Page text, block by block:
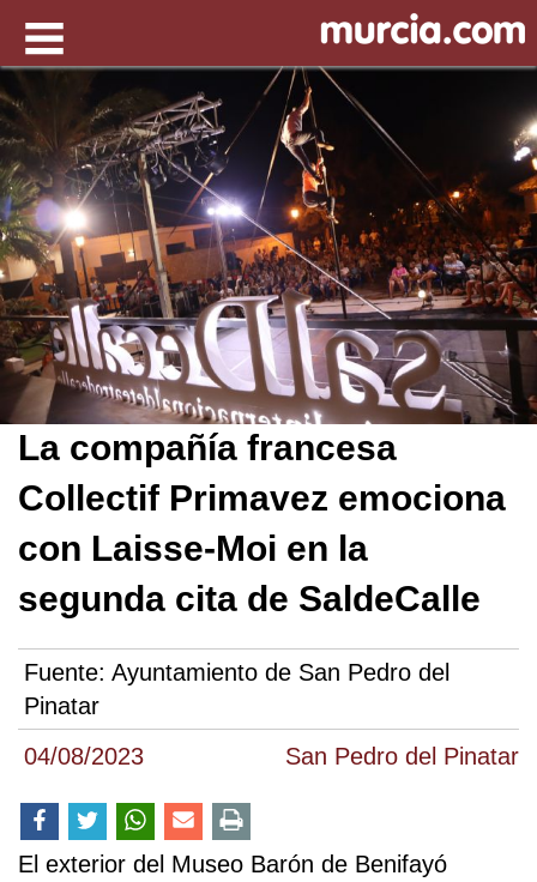
04/08/2023 San Pedro del Pinatar
La compañía francesa
Collectif Primavez emociona
con Laisse-Moi en la
segunda cita de SaldeCalle
Fuente: Ayuntamiento de San Pedro del
Pinatar
El exterior del Museo Barón de Benifayó